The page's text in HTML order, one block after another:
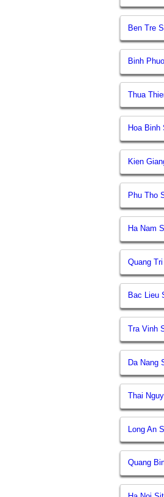
Ben Tre
Binh
Thua
Hoa Binh
Kien
Phu Tho
Ha Nam
Quang
Bac Lieu
Tra Vinh
Da Nang
Thai
Long An
Quang